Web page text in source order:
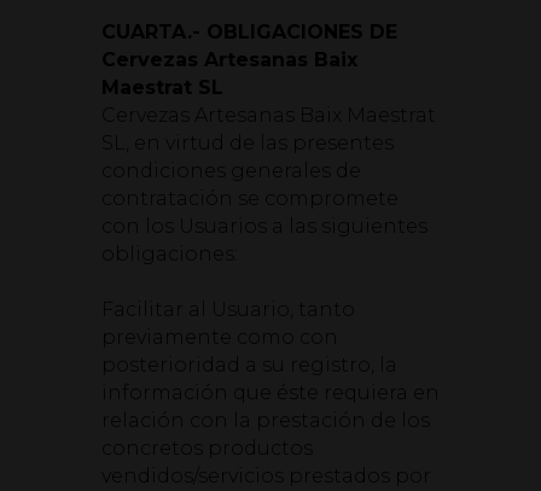
CUARTA.- OBLIGACIONES DE
Cervezas Artesanas Baix
Maestrat SL
Cervezas Artesanas Baix Maestrat
SL, en virtud de las presentes
condiciones generales de
contratación se compromete
con los Usuarios a las siguientes
obligaciones:
Facilitar al Usuario, tanto
previamente como con
posterioridad a su registro, la
información que éste requiera en
relación con la prestación de los
concretos productos
vendidos/servicios prestados por